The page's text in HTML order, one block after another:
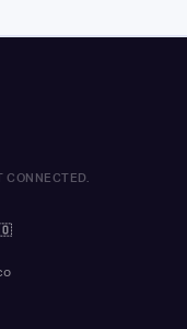
CONNECTED.